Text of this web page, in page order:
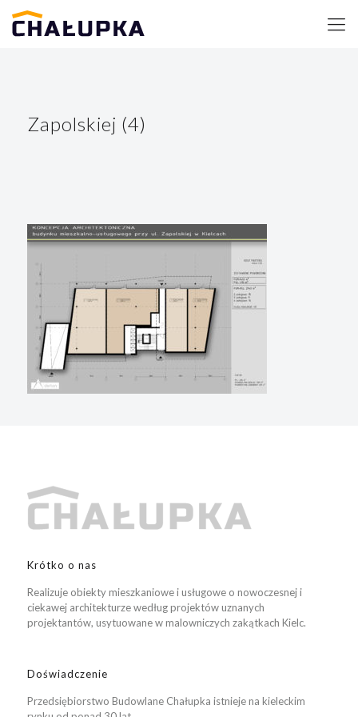
Zapolskiej (4)
Krótko o nas
Realizuje obiekty mieszkaniowe i usługowe o nowoczesnej i
ciekawej architekturze według projektów uznanych
projektantów, usytuowane w malowniczych zakątkach Kielc.
Doświadczenie
Przedsiębiorstwo Budowlane Chałupka istnieje na kieleckim